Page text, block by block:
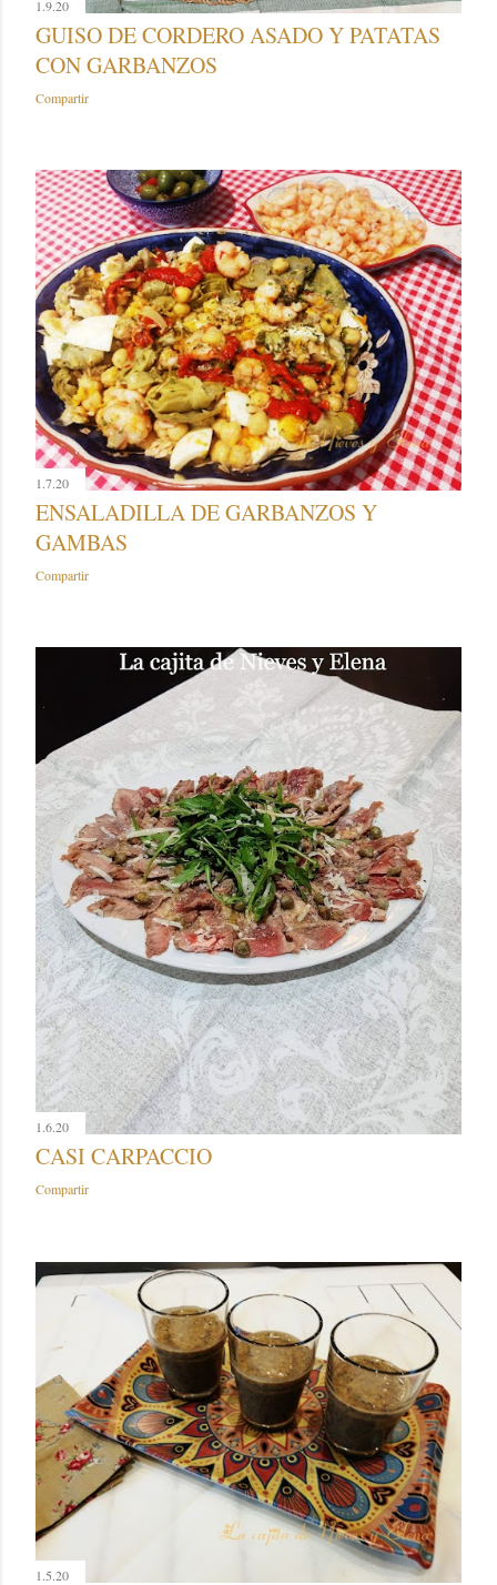
1.9.20
GUISO DE CORDERO ASADO Y PATATAS
CON GARBANZOS
Compartir
1.7.20
ENSALADILLA DE GARBANZOS Y
GAMBAS
Compartir
1.6.20
CASI CARPACCIO
Compartir
1.5.20